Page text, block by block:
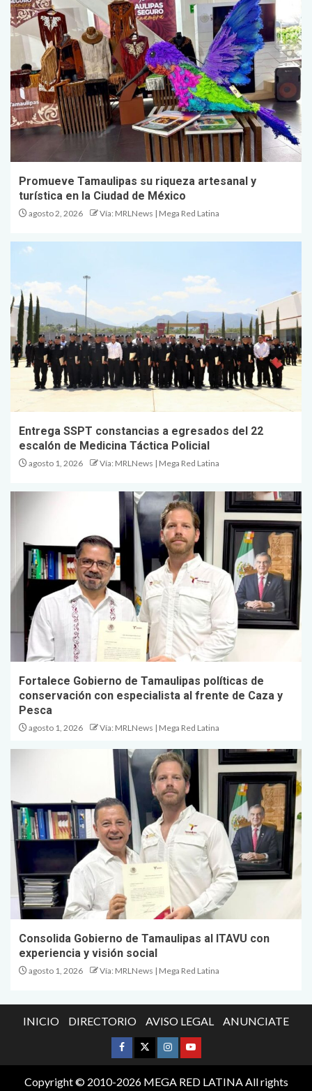
Promueve Tamaulipas su riqueza artesanal y
turística en la Ciudad de México
agosto 2, 2026 Vía: MRLNews | Mega Red Latina
Entrega SSPT constancias a egresados del 22
escalón de Medicina Táctica Policial
agosto 1, 2026 Vía: MRLNews | Mega Red Latina
Fortalece Gobierno de Tamaulipas políticas de
conservación con especialista al frente de Caza y
Pesca
agosto 1, 2026 Vía: MRLNews | Mega Red Latina
Consolida Gobierno de Tamaulipas al ITAVU con
experiencia y visión social
agosto 1, 2026 Vía: MRLNews | Mega Red Latina
INICIO DIRECTORIO AVISO LEGAL ANUNCIATE
Copyright © 2010-2026 MEGA RED LATINA All rights